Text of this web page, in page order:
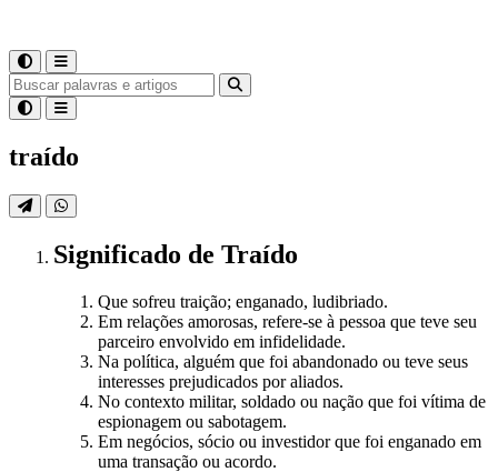
traído
Significado de Traído
Que sofreu traição; enganado, ludibriado.
Em relações amorosas, refere-se à pessoa que teve seu
parceiro envolvido em infidelidade.
Na política, alguém que foi abandonado ou teve seus
interesses prejudicados por aliados.
No contexto militar, soldado ou nação que foi vítima de
espionagem ou sabotagem.
Em negócios, sócio ou investidor que foi enganado em
uma transação ou acordo.